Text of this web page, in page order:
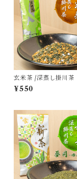
玄米茶 /深蒸し掛川茶
¥550